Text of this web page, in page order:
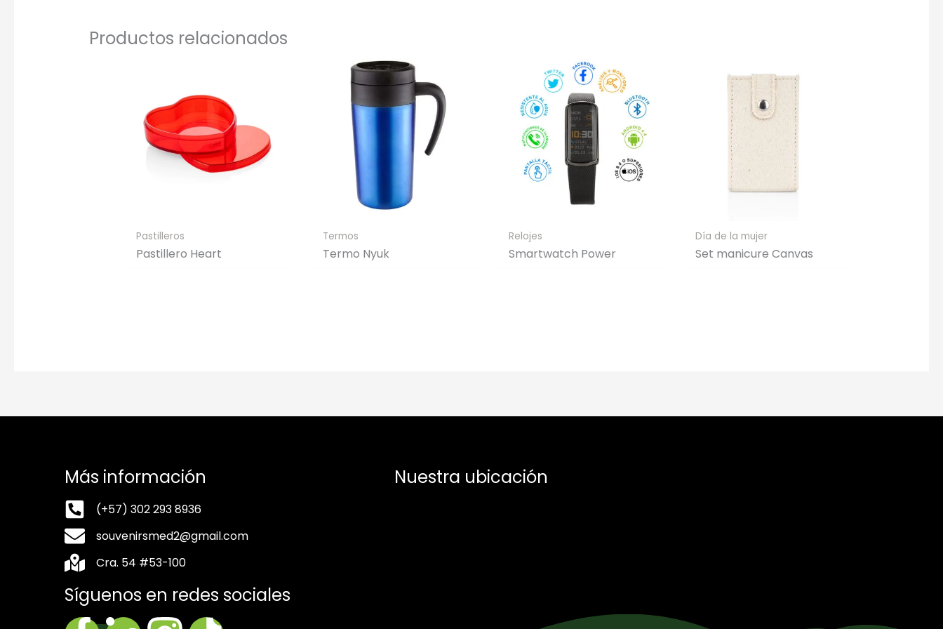
Productos relacionados
Pastilleros
Pastillero Heart
Termos
Termo Nyuk
Relojes
Smartwatch Power
Día de la mujer
Set manicure Canvas
Más información
(+57) 302 293 8936
souvenirsmed2@gmail.com
Cra. 54 #53-100
Síguenos en redes sociales
Nuestra ubicación